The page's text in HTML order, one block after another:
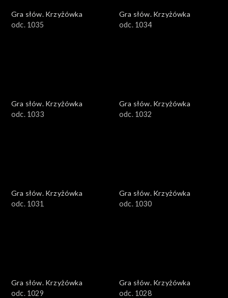
Gra słów. Krzyżówka
odc. 1035
Gra słów. Krzyżówka
odc. 1034
Gra słów. Krzyżówka
odc. 1033
Gra słów. Krzyżówka
odc. 1032
Gra słów. Krzyżówka
odc. 1031
Gra słów. Krzyżówka
odc. 1030
Gra słów. Krzyżówka
odc. 1029
Gra słów. Krzyżówka
odc. 1028